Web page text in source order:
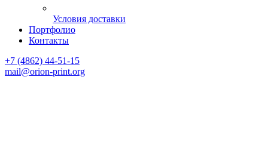
Условия доставки
Портфолио
Контакты
+7 (4862) 44-51-15
mail@orion-print.org